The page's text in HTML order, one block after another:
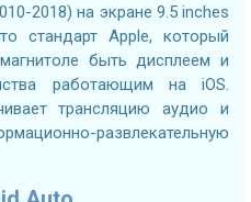
2018) на экране 9.5 inches
стандарт Apple, который
быть дисплеем и
работающим на iOS.
трансляцию аудио и
развлекательную